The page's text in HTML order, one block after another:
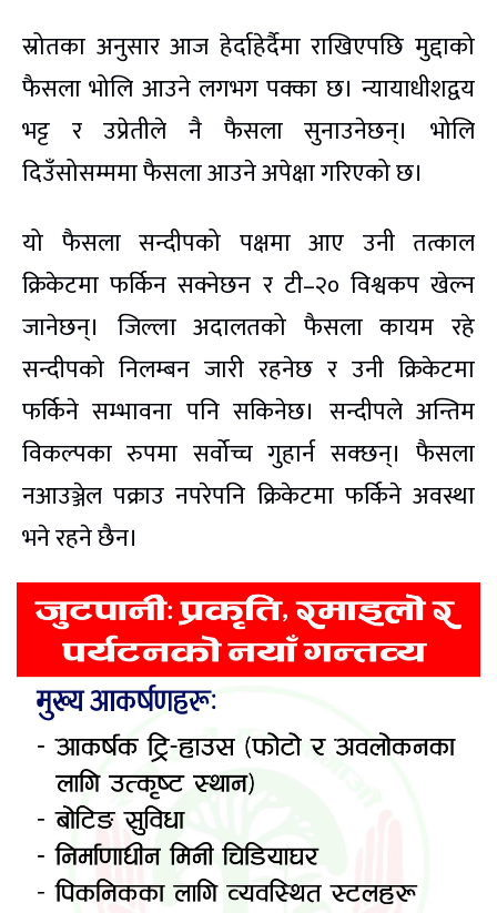
स्रोतका अनुसार आज हेर्दाहेर्दैमा राखिएपछि मुद्दाको
फैसला भोलि आउने लगभग पक्का छ। न्यायाधीशद्वय
भट्ट र उप्रेतीले नै फैसला सुनाउनेछन्। भोलि
दिउँसोसम्ममा फैसला आउने अपेक्षा गरिएको छ।
यो फैसला सन्दीपको पक्षमा आए उनी तत्काल
क्रिकेटमा फर्किन सक्नेछन र टी–२० विश्वकप खेल्न
जानेछन्। जिल्ला अदालतको फैसला कायम रहे
सन्दीपको निलम्बन जारी रहनेछ र उनी क्रिकेटमा
फर्किने सम्भावना पनि सकिनेछ। सन्दीपले अन्तिम
विकल्पका रुपमा सर्वोच्च गुहार्न सक्छन्। फैसला
नआउञ्जेल पक्राउ नपरेपनि क्रिकेटमा फर्किने अवस्था
भने रहने छैन।